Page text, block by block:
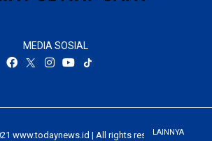
LAINNYA
MEDIA SOSIAL
www.todaynews.id | All rights reserved.